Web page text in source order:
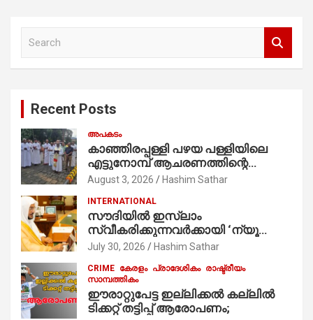
Recent Posts
അപകടം
കാഞ്ഞിരപ്പള്ളി പഴയ പള്ളിയിലെ
എട്ടുനോമ്പ് ആചരണത്തിന്റെ
ഭാഗമായുള്ള പന്തലിന്റെ കാൽനാട്ട്
കുര്യൻ താമരശ്ശേരി
നിർവഹിക്കുന്നു.
August 3, 2026 Hashim Sathar
INTERNATIONAL
സൗദിയില്‍ ഇസ്‌ലാം
സ്വീകരിക്കുന്നവര്‍ക്കായി ‘ന്യൂ
മുസ്ലിം’ ഡിജിറ്റല്‍ കാര്‍ഡ് സേവനം
July 30, 2026 Hashim Sathar
CRIME കേരളം പ്രാദേശികം രാഷ്ട്രീയം
സാമ്പത്തികം
ഈരാറ്റുപേട്ട ഇല്ലിക്കൽ കല്ലിൽ
ടിക്കറ്റ് തട്ടിപ്പ് ആരോപണം;